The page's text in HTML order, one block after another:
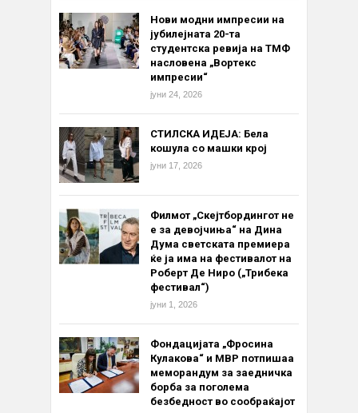
Нови модни импресии на
јубилејната 20-та
студентска ревија на ТМФ
насловена „Вортекс
импресии“
јуни 24, 2026
СТИЛСКА ИДЕЈА: Бела
кошула со машки крој
јуни 17, 2026
Филмот „Скејтбордингот не
е за девојчиња“ на Дина
Дума светската премиера
ќе ја има на фестивалот на
Роберт Де Ниро („Трибека
фестивал“)
јуни 1, 2026
Фондацијата „Фросина
Кулакова“ и МВР потпишаа
меморандум за заедничка
борба за поголема
безбедност во сообраќајот